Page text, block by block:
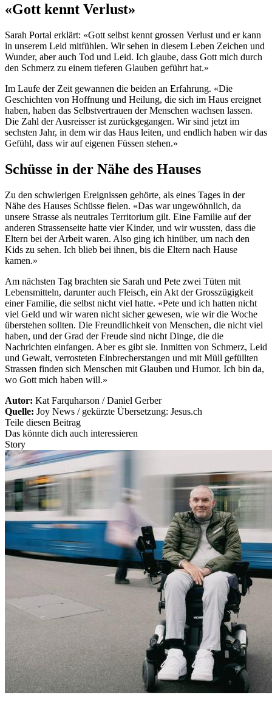
«Gott kennt Verlust»
Sarah Portal erklärt: «Gott selbst kennt grossen Verlust und er kann
in unserem Leid mitfühlen. Wir sehen in diesem Leben Zeichen und
Wunder, aber auch Tod und Leid. Ich glaube, dass Gott mich durch
den Schmerz zu einem tieferen Glauben geführt hat.»
Im Laufe der Zeit gewannen die beiden an Erfahrung. «Die
Geschichten von Hoffnung und Heilung, die sich im Haus ereignet
haben, haben das Selbstvertrauen der Menschen wachsen lassen.
Die Zahl der Ausreisser ist zurückgegangen. Wir sind jetzt im
sechsten Jahr, in dem wir das Haus leiten, und endlich haben wir das
Gefühl, dass wir auf eigenen Füssen stehen.»
Schüsse in der Nähe des Hauses
Zu den schwierigen Ereignissen gehörte, als eines Tages in der
Nähe des Hauses Schüsse fielen. «Das war ungewöhnlich, da
unsere Strasse als neutrales Territorium gilt. Eine Familie auf der
anderen Strassenseite hatte vier Kinder, und wir wussten, dass die
Eltern bei der Arbeit waren. Also ging ich hinüber, um nach den
Kids zu sehen. Ich blieb bei ihnen, bis die Eltern nach Hause
kamen.»
Am nächsten Tag brachten sie Sarah und Pete zwei Tüten mit
Lebensmitteln, darunter auch Fleisch, ein Akt der Grosszügigkeit
einer Familie, die selbst nicht viel hatte. «Pete und ich hatten nicht
viel Geld und wir waren nicht sicher gewesen, wie wir die Woche
überstehen sollten. Die Freundlichkeit von Menschen, die nicht viel
haben, und der Grad der Freude sind nicht Dinge, die die
Nachrichten einfangen. Aber es gibt sie. Inmitten von Schmerz, Leid
und Gewalt, verrosteten Einbrecherstangen und mit Müll gefüllten
Strassen finden sich Menschen mit Glauben und Humor. Ich bin da,
wo Gott mich haben will.»
Autor: Kat Farquharson / Daniel Gerber
Quelle: Joy News / gekürzte Übersetzung: Jesus.ch
Teile diesen Beitrag
Das könnte dich auch interessieren
Story